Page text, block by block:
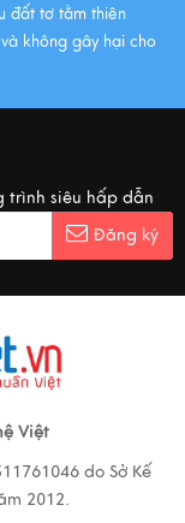
đất tơ tằm thiên
không gây hại cho
trình siêu hấp dẫn
Đăng ký
Việt
do Sở Kế
2012.